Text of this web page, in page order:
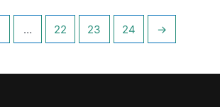
… 22 23 24 →